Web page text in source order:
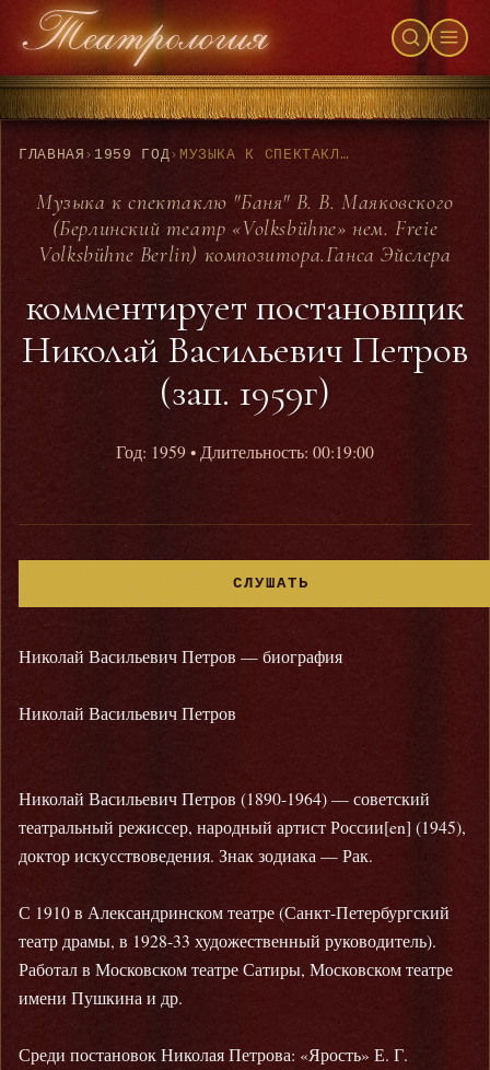
ГЛАВНАЯ › 1959 ГОД› МУЗЫКА К СПЕКТАКЛЮ "БАНЯ" В. В. МАЯКОВСКОГО (БЕРЛИНСКИЙ ТЕАТР «VOLKSBÜHNE» НЕМ. FREIE VOLKSBÜHNE BERLIN) КОМПОЗИТОРА.ГАНСА ЭЙСЛЕРА - КОММЕНТИРУЕТ ПОСТАНОВЩИК НИКОЛАЙ ВАСИЛЬЕВИЧ ПЕТРОВ (ЗАП. 1959Г)
Музыка к спектаклю "Баня" В. В. Маяковского
(Берлинский театр «Volksbühne» нем. Freie
Volksbühne Berlin) композитора.Ганса Эйслера
комментирует постановщик
Николай Васильевич Петров
(зап. 1959г)
Год: 1959• Длительность: 00:19:00
СЛУШАТЬ
Николай Васильевич Петров — биография
Николай Васильевич Петров
Николай Васильевич Петров (1890-1964) — советский
театральный режиссер, народный артист России[en] (1945),
доктор искусствоведения. Знак зодиака — Рак.
С 1910 в Александринском театре (Санкт-Петербургский
театр драмы, в 1928-33 художественный руководитель).
Работал в Московском театре Сатиры, Московском театре
имени Пушкина и др.
Среди постановок Николая Петрова: «Ярость» Е. Г.